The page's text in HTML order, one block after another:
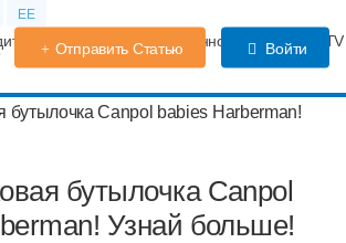
EE
Календарь беременности Форум
Отправить Статью Войти
бутылочка Canpol
Узнай больше!